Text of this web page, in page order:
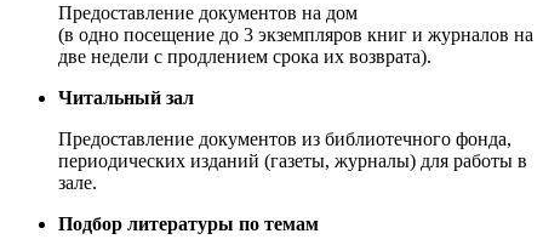
Предоставление документов на дом
(в одно посещение до 3 экземпляров книг и журналов на
две недели с продлением срока их возврата).
Читальный зал
Предоставление документов из библиотечного фонда,
периодических изданий (газеты, журналы) для работы в
зале.
Подбор литературы по темам